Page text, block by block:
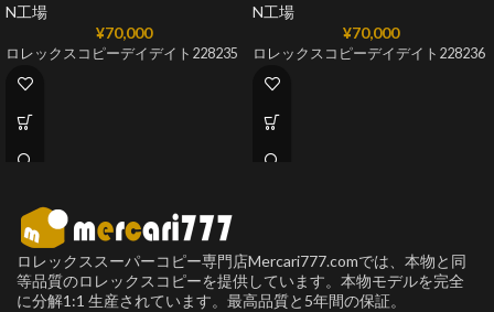
N工場
¥70,000
ロレックスコピーデイデイト228235
N工場
¥70,000
ロレックスコピーデイデイト228236
ロレックススーパーコピー専門店Mercari777.comでは、本物と同
等品質のロレックスコピーを提供しています。本物モデルを完全
に分解1:1 生産されています。最高品質と5年間の保証。